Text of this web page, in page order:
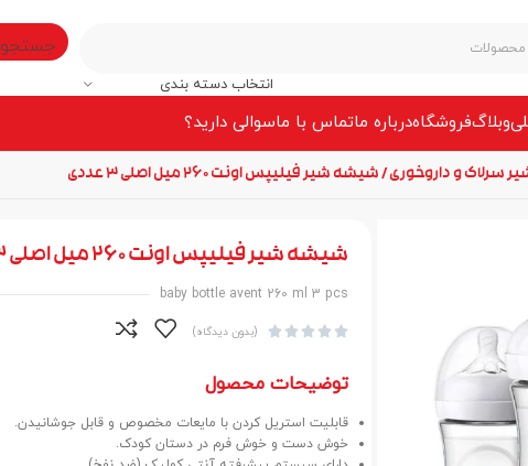
انتخاب دسته بندی
جستجو
وبلاگفروشگاهدرباره ماتماس با ماسوالی دارید؟
سرلاک و داروخوری شیشه شیر فیلیپس اونت 260 میل اصلی 3 عددی
شیشه شیر فیلیپس اونت 260 میل اصلی 3 عددی
baby bottle avent 260 ml 3 pcs




 (بدون دیدگاه)
توضیحات محصول
قابلیت استریل کردن با مايعات مخصوص و قابل جوشانیدن.
خوش دست و خوش فرم در دستان کودک.